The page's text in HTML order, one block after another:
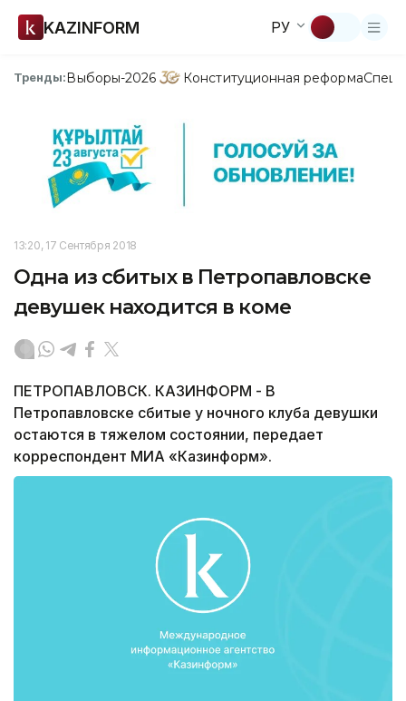
KAZINFORM РУ
Тренды:Выборы-2026 Конституционная реформа
13:20, 17 Сентября 2018
Одна из сбитых в Петропавловске
девушек находится в коме
ПЕТРОПАВЛОВСК. КАЗИНФОРМ - В
Петропавловске сбитые у ночного клуба девушки
остаются в тяжелом состоянии, передает
корреспондент МИА «Казинформ».